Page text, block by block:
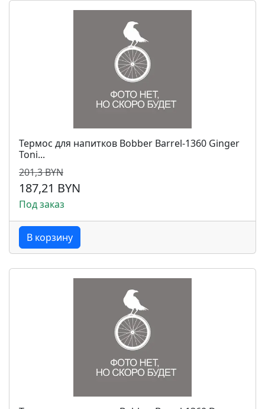
Термос для напитков Bobber Barrel-1360 Ginger
Toni...
201,3 BYN
187,21 BYN
Под заказ
В корзину